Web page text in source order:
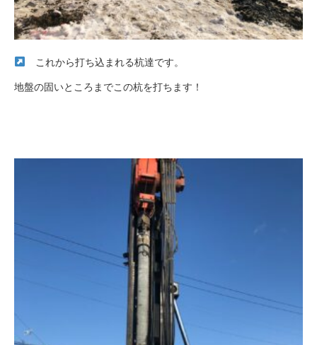
これから打ち込まれる杭達です。
地盤の固いところまでこの杭を打ちます！